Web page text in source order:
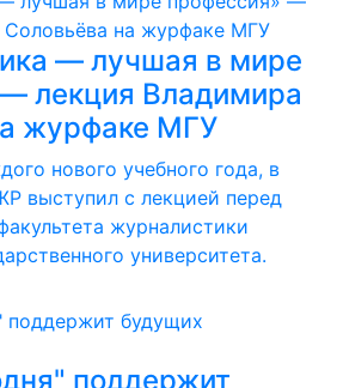
— лучшая в мире
лекция Владимира
журфаке МГУ
нового учебного года, в
выступил с лекцией перед
журналистики
университета.
поддержит